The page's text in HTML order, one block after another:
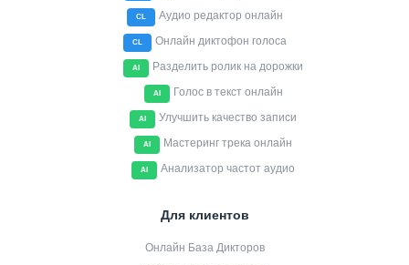
CL Аудио редактор онлайн
CL Онлайн диктофон голоса
AI Разделить ролик на дорожки
AI Голос в текст онлайн
AI Улучшить качество записи
AI Мастеринг трека онлайн
AI Анализатор частот аудио
Для клиентов
Онлайн База Дикторов